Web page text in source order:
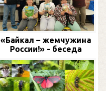
«Байкал – жемчужина
России!» - беседа